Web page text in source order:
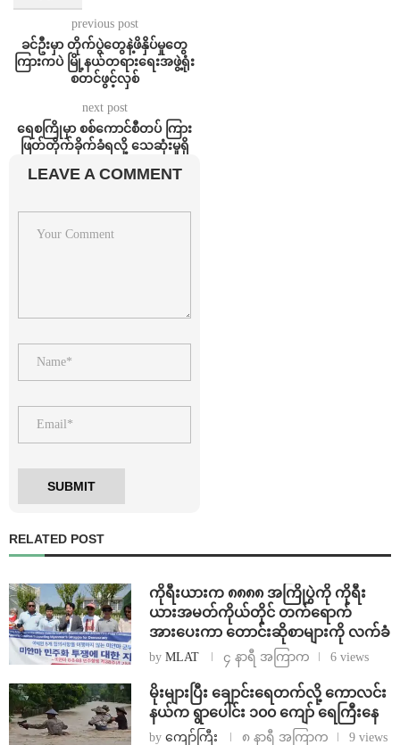
previous post
ခင်ဦးမှာ တိုက်ပွဲတွေနဲ့ဖိနှိပ်မှုတွေ
ကြားကပဲ မြို့နယ်တရားရေးအဖွဲ့ရုံး
စတင်ဖွင့်လှစ်
next post
ရေစကြိုမှာ စစ်ကောင်စီတပ် ကြား
ဖြတ်တိုက်ခိုက်ခံရလို့ သေဆုံးမှုရှိ
LEAVE A COMMENT
RELATED POST
ကိုရီးယားက ၈၈၈၈ အကြိုပွဲကို ကိုရီး
ယားအမတ်ကိုယ်တိုင် တက်ရောက်
အားပေးကာ တောင်းဆိုစာများကို လက်ခံ
by MLAT ၄ နာရီ အကြာက 6 views
⁨မိုးများပြီး ချောင်းရေတက်လို့ ကောလင်း
နယ်က ရွာပေါင်း ၁၀၀ ကျော် ရေကြီးနေ
by ကျော်ကြီး ၈ နာရီ အကြာက 9 views